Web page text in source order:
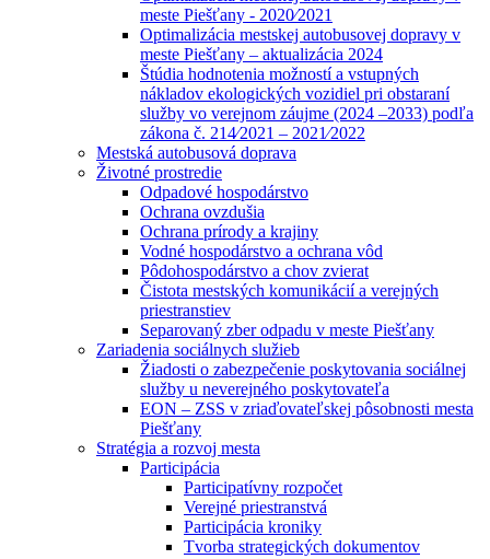
meste Piešťany - 2020⁄2021
Optimalizácia mestskej autobusovej dopravy v
meste Piešťany – aktualizácia 2024
Štúdia hodnotenia možností a vstupných
nákladov ekologických vozidiel pri obstaraní
služby vo verejnom záujme (2024 –2033) podľa
zákona č. 214⁄2021 – 2021⁄2022
Mestská autobusová doprava
Životné prostredie
Odpadové hospodárstvo
Ochrana ovzdušia
Ochrana prírody a krajiny
Vodné hospodárstvo a ochrana vôd
Pôdohospodárstvo a chov zvierat
Čistota mestských komunikácií a verejných
priestranstiev
Separovaný zber odpadu v meste Piešťany
Zariadenia sociálnych služieb
Žiadosti o zabezpečenie poskytovania sociálnej
služby u neverejného poskytovateľa
EON – ZSS v zriaďovateľskej pôsobnosti mesta
Piešťany
Stratégia a rozvoj mesta
Participácia
Participatívny rozpočet
Verejné priestranstvá
Participácia kroniky
Tvorba strategických dokumentov